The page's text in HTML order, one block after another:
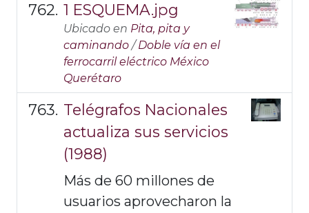
1 ESQUEMA.jpg
Ubicado en Pita, pita y
caminando /Doble vía en el
ferrocarril eléctrico México
Querétaro
Telégrafos Nacionales
actualiza sus servicios
(1988)
Más de 60 millones de
usuarios aprovecharon la